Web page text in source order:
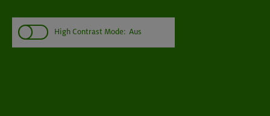
High Contrast Mode: Aus